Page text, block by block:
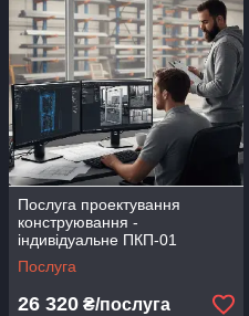
Послуга проектування
конструювання -
індивідуальне ПКП-01
розробка проєктів комплекс
Послуга
26 320 ₴/послуга